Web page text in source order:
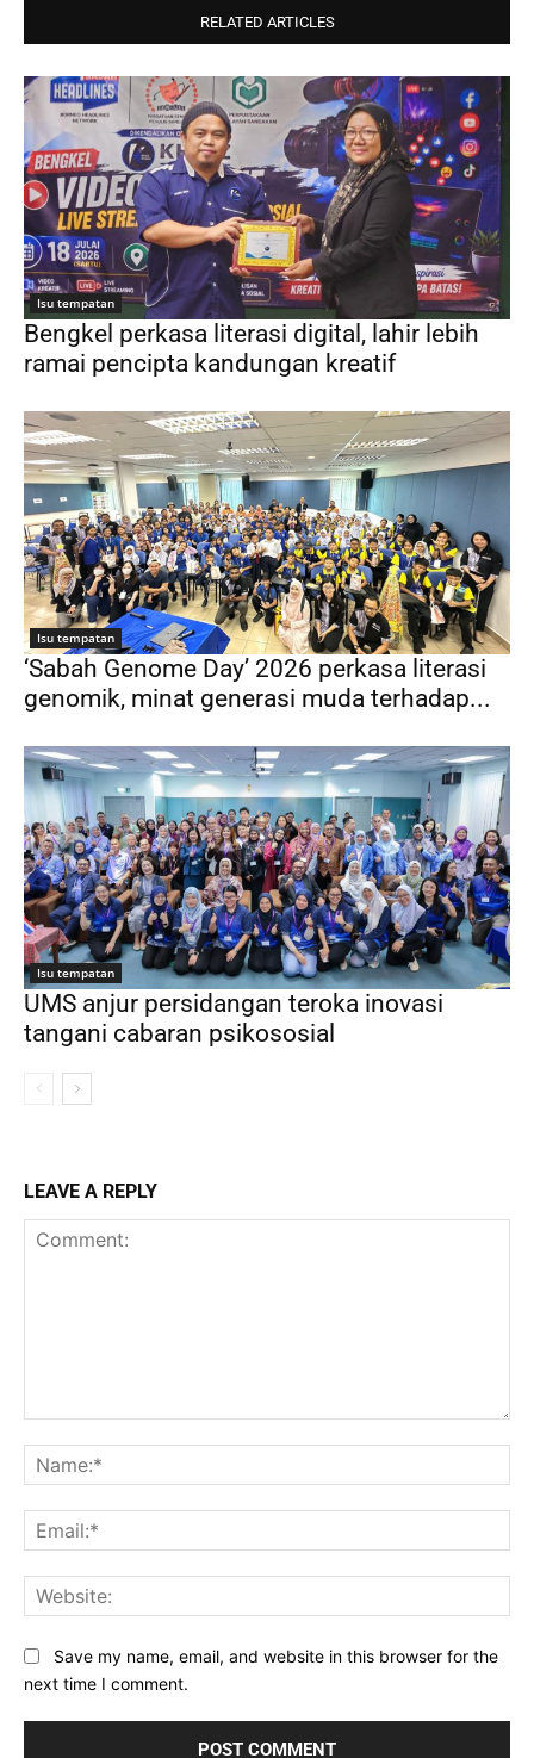
RELATED ARTICLES
Isu tempatan
Bengkel perkasa literasi digital, lahir lebih
ramai pencipta kandungan kreatif
Isu tempatan
‘Sabah Genome Day’ 2026 perkasa literasi
genomik, minat generasi muda terhadap...
Isu tempatan
UMS anjur persidangan teroka inovasi
tangani cabaran psikososial
LEAVE A REPLY
Save my name, email, and website in this browser for the
next time I comment.